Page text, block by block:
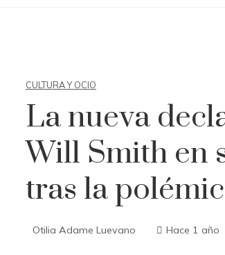
CULTURA Y OCIO
La nueva
Will Smith en
tras la
Otilia Adame Luevano Hace 1 año